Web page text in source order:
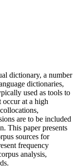
dictionary, a number
dictionaries,
used as tools to
occur at a high
are to be included
This paper presents
sources for
frequency
analysis,